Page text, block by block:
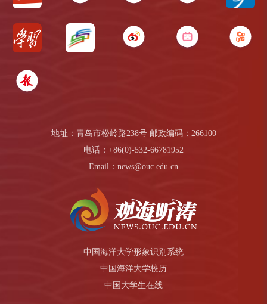
地址：青岛市松岭路238号 邮政编码：266100
电话：+86(0)-532-66781952
Email：news@ouc.edu.cn
中国海洋大学形象识别系统
中国海洋大学校历
中国大学生在线